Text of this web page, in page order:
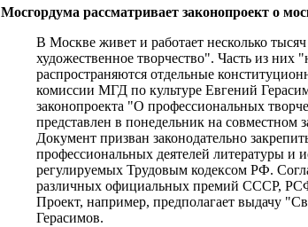
Мосгордума рассматривает законопроект о
В Москве живет и работает несколько
художественное творчество". Часть из
распространяются отдельные
комиссии МГД по культуре Евгений
законопроекта "О профессиональных
представлен в понедельник на
Документ призван законодательно
профессиональных деятелей литературы и
регулируемых Трудовым кодексом РФ.
различных официальных премий СССР,
Проект, например, предполагает выдачу
Герасимов.